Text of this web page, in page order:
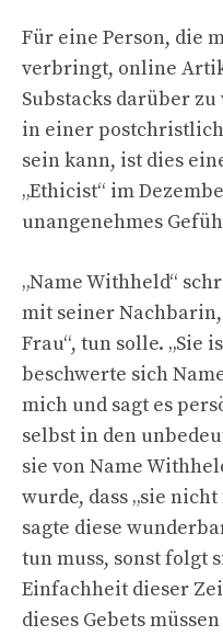
Für eine Person, die
verbringt, online
Substacks darüber
in einer
sein kann, ist dies
„Ethicist“ im
unangenehmes
„Name Withheld“
mit seiner
Frau“, tun solle. „Sie
beschwerte sich
mich und sagt es
selbst in den
sie von Name
wurde, dass „sie
sagte diese
tun muss, sonst folgt
Einfachheit dieser
dieses Gebets